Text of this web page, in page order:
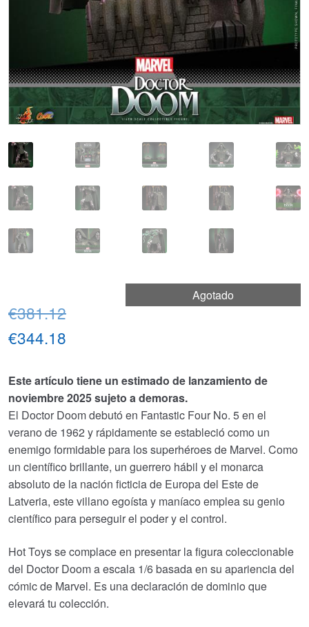
Agotado
€381.12El
era:
€381.12.
€344.18
actual
es:
€344.18.
Este artículo tiene un estimado de lanzamiento de
noviembre 2025 sujeto a demoras.
El Doctor Doom debutó en Fantastic Four No. 5 en el
verano de 1962 y rápidamente se estableció como un
enemigo formidable para los superhéroes de Marvel. Como
un científico brillante, un guerrero hábil y el monarca
absoluto de la nación ficticia de Europa del Este de
Latveria, este villano egoísta y maníaco emplea su genio
científico para perseguir el poder y el control.
Hot Toys se complace en presentar la figura coleccionable
del Doctor Doom a escala 1/6 basada en su apariencia del
cómic de Marvel. Es una declaración de dominio que
elevará tu colección.